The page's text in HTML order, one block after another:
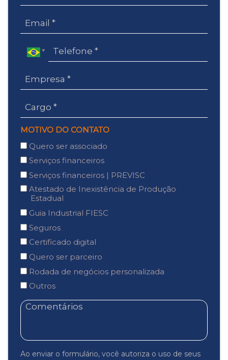
MOTIVO DO CONTATO
Quero ser associado
Serviços financeiros
Serviços financeiros | PREVISC
Atestado de Inexistência de Produção
Estadual
Guia Industrial FIESC
Seguros
Certificado digital
Quero ser parceiro
Rodada de negócios personalizada
Outros
Ao enviar o formulário, você autoriza o uso de seus